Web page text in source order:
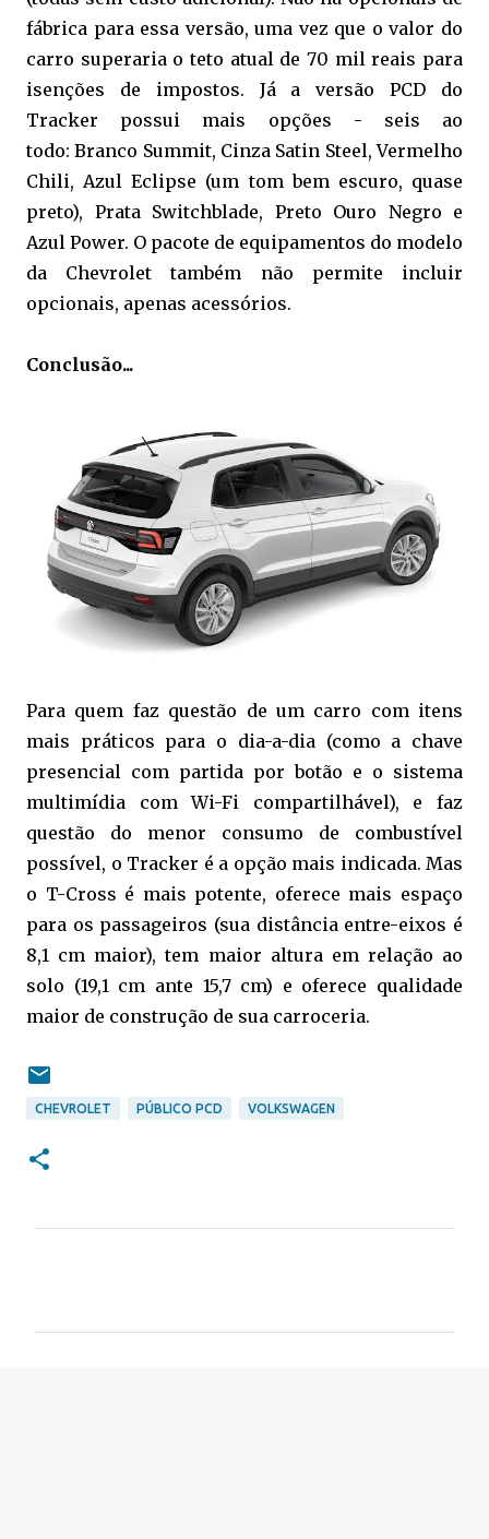
fábrica para essa versão, uma vez que o valor do
carro superaria o teto atual de 70 mil reais para
isenções de impostos. Já a versão PCD do
Tracker possui mais opções - seis ao
todo: Branco Summit, Cinza Satin Steel, Vermelho
Chili, Azul Eclipse (um tom bem escuro, quase
preto), Prata Switchblade, Preto Ouro Negro e
Azul Power. O pacote de equipamentos do modelo
da Chevrolet também não permite incluir
opcionais, apenas acessórios.
Conclusão...
Para quem faz questão de um carro com itens
mais práticos para o dia-a-dia (como a chave
presencial com partida por botão e o sistema
multimídia com Wi-Fi compartilhável), e faz
questão do menor consumo de combustível
possível, o Tracker é a opção mais indicada. Mas
o T-Cross é mais potente, oferece mais espaço
para os passageiros (sua distância entre-eixos é
8,1 cm maior), tem maior altura em relação ao
solo (19,1 cm ante 15,7 cm) e oferece qualidade
maior de construção de sua carroceria.
CHEVROLET PÚBLICO PCD VOLKSWAGEN
m